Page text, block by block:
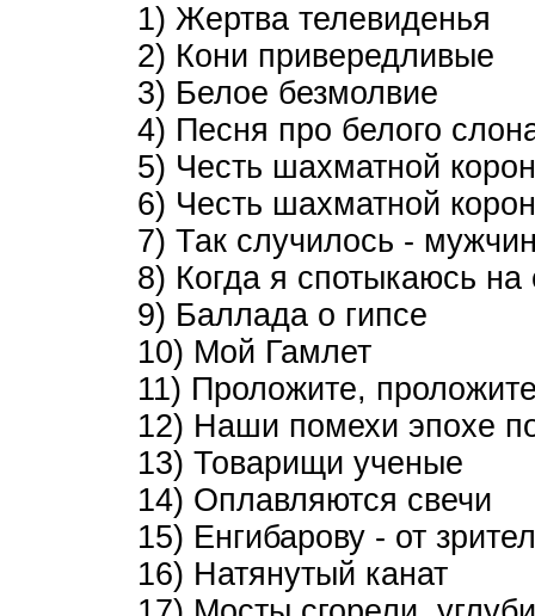
1) Жертва телевиденья
2) Кони привередливые
3) Белое безмолвие
4) Песня про белого
5) Честь шахматной
6) Честь шахматной
7) Так случилось -
8) Когда я спотыкаюсь на
9) Баллада о гипсе
10) Мой Гамлет
11) Проложите,
12) Наши помехи эпохе
13) Товарищи ученые
14) Оплавляются свечи
15) Енгибарову - от
16) Натянутый канат